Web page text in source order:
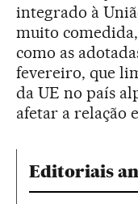
integrado à
muito
como as
fevereiro, que
da UE no país
afetar a relação
Editoriais